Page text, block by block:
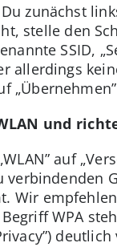
zunächst
stelle den
SSID,
allerdings
und
auf
verbindenden
Wir
WPA